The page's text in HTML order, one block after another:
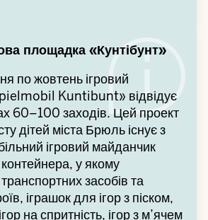
площадка «Кунтібунт»
по жовтень ігровий
Kuntibunt» відвідує
60–100 заходів. Цей проект
дітей міста Брюль існує з
ігровий майданчик
у якому
засобів та
іграшок для ігор з піском,
на спритність, ігор з м’ячем